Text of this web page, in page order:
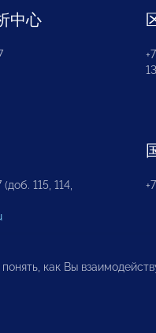
中心
115, 114,
как Вы